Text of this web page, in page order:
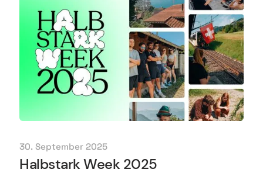
30. September 2025
Halbstark Week 2025